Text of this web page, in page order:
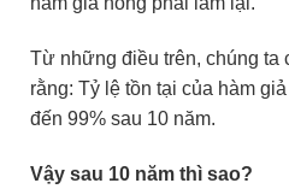
Từ những điều trên, chúng ta
rằng: Tỷ lệ tồn tại của hàm
đến 99% sau 10 năm.
Vậy sau 10 năm thì sao?